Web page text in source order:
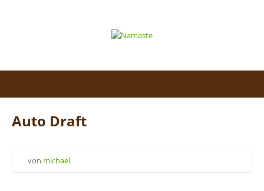
Auto Draft
von michael